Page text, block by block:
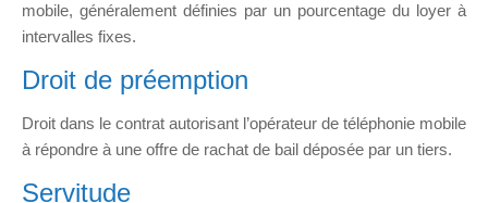
mobile, généralement définies par un pourcentage du loyer à
intervalles fixes.
Droit de préemption
Droit dans le contrat autorisant l’opérateur de téléphonie mobile
à répondre à une offre de rachat de bail déposée par un tiers.
Servitude